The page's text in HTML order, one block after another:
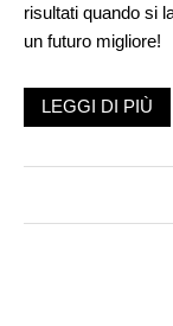
risultati quando si
un futuro migliore!
LEGGI DI PIÙ